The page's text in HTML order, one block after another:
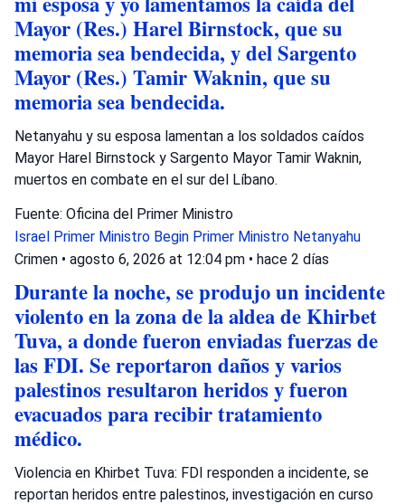
Mayor (Res.) Harel Birnstock, que su
memoria sea bendecida, y del Sargento
Mayor (Res.) Tamir Waknin, que su
memoria sea bendecida.
Netanyahu y su esposa lamentan a los soldados caídos
Mayor Harel Birnstock y Sargento Mayor Tamir Waknin,
muertos en combate en el sur del Líbano.
Fuente: Oficina del Primer Ministro
Israel Primer Ministro Begin Primer Ministro Netanyahu
Crimen • agosto 6, 2026 at 12:04 pm • hace 2 días
Durante la noche, se produjo un incidente
violento en la zona de la aldea de Khirbet
Tuva, a donde fueron enviadas fuerzas de
las FDI. Se reportaron daños y varios
palestinos resultaron heridos y fueron
evacuados para recibir tratamiento
médico.
Violencia en Khirbet Tuva: FDI responden a incidente, se
reportan heridos entre palestinos, investigación en curso